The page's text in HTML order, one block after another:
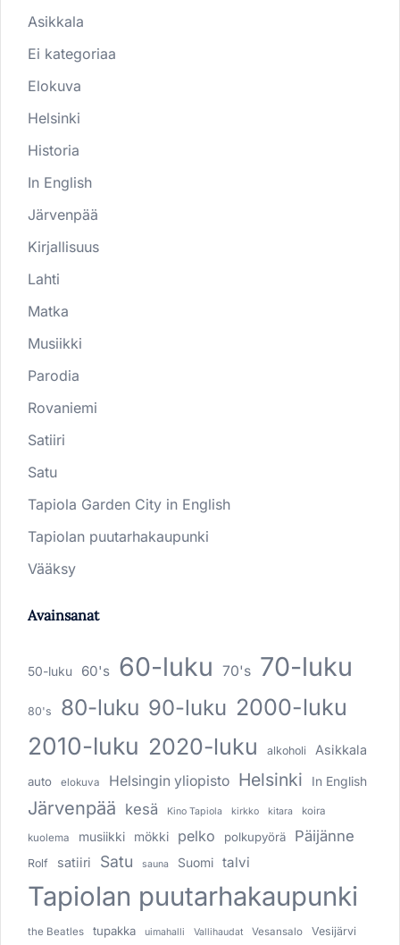
Asikkala
Ei kategoriaa
Elokuva
Helsinki
Historia
In English
Järvenpää
Kirjallisuus
Lahti
Matka
Musiikki
Parodia
Rovaniemi
Satiiri
Satu
Tapiola Garden City in English
Tapiolan puutarhakaupunki
Vääksy
Avainsanat
50-luku 60's 60-luku 70's 70-luku
80's 80-luku 90-luku 2000-luku
2010-luku 2020-luku alkoholi Asikkala
auto elokuva Helsingin yliopisto Helsinki In English
Järvenpää kesä Kino Tapiola kirkko kitara koira
kuolema musiikki mökki pelko polkupyörä Päijänne
Rolf satiiri Satu sauna Suomi talvi
Tapiolan puutarhakaupunki
the Beatles tupakka uimahalli Vallihaudat Vesansalo Vesijärvi